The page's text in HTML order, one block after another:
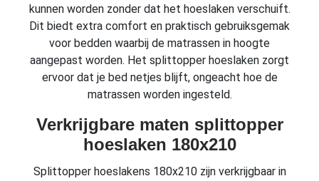
kunnen worden zonder dat het hoeslaken verschuift.
Dit biedt extra comfort en praktisch gebruiksgemak
voor bedden waarbij de matrassen in hoogte
aangepast worden. Het splittopper hoeslaken zorgt
ervoor dat je bed netjes blijft, ongeacht hoe de
matrassen worden ingesteld.
Verkrijgbare maten splittopper
hoeslaken 180x210
Splittopper hoeslakens 180x210 zijn verkrijgbaar in